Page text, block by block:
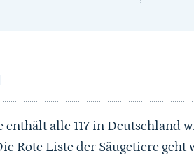
enthält alle 117 in Deutschland
Rote Liste der Säugetiere